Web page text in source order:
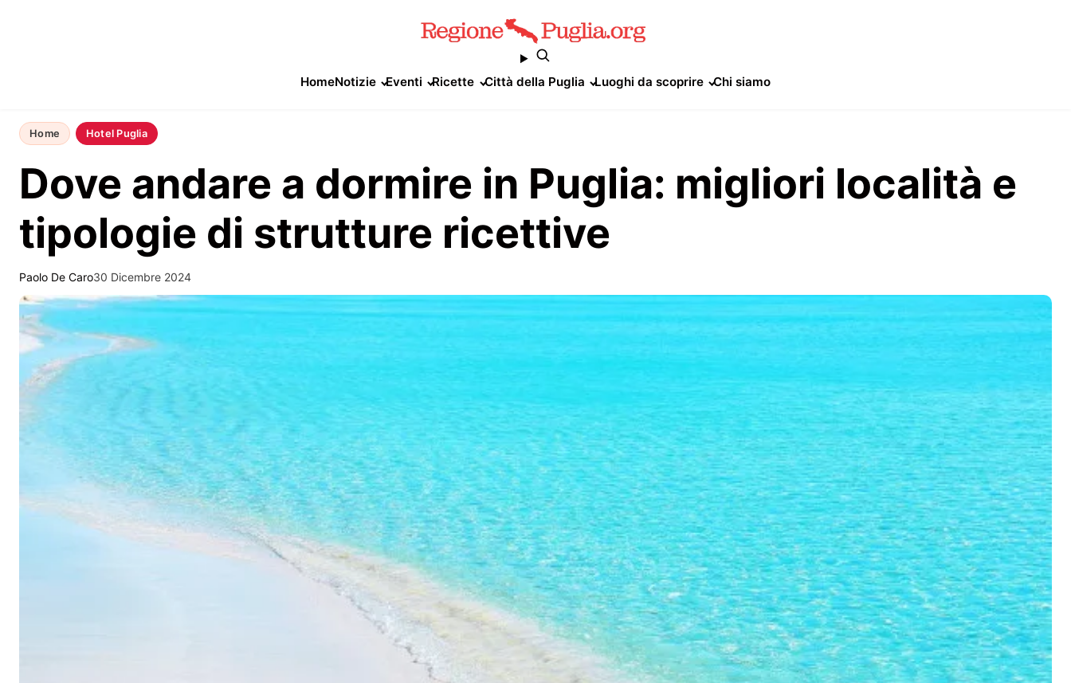
HomeNotizie Eventi Ricette Città della Puglia Luoghi da scoprire Chi siamo
Home Hotel Puglia
Dove andare a dormire in Puglia: migliori località e
tipologie di strutture ricettive
Paolo De Caro30 Dicembre 2024